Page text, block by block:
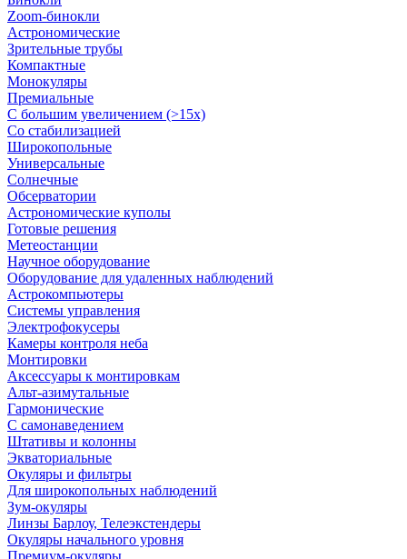
Zoom-бинокли
Астрономические
Зрительные трубы
Компактные
Монокуляры
Премиальные
С большим увеличением (>15x)
Со стабилизацией
Широкопольные
Универсальные
Солнечные
Обсерватории
Астрономические куполы
Готовые решения
Метеостанции
Научное оборудование
Оборудование для удаленных наблюдений
Астрокомпьютеры
Системы управления
Электрофокусеры
Камеры контроля неба
Монтировки
Аксессуары к монтировкам
Альт-азимутальные
Гармонические
С самонаведением
Штативы и колонны
Экваториальные
Окуляры и фильтры
Для широкопольных наблюдений
Зум-окуляры
Линзы Барлоу, Телеэкстендеры
Окуляры начального уровня
Премиум-окуляры